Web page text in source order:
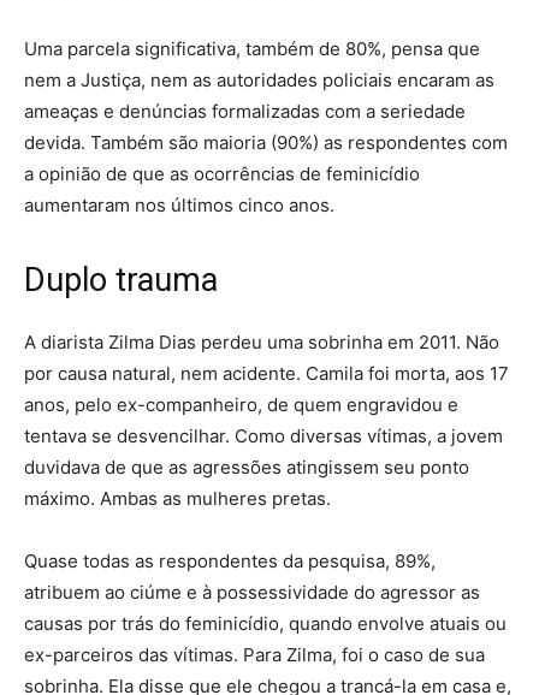
Uma parcela significativa, também de 80%, pensa que
nem a Justiça, nem as autoridades policiais encaram as
ameaças e denúncias formalizadas com a seriedade
devida. Também são maioria (90%) as respondentes com
a opinião de que as ocorrências de feminicídio
aumentaram nos últimos cinco anos.
Duplo trauma
A diarista Zilma Dias perdeu uma sobrinha em 2011. Não
por causa natural, nem acidente. Camila foi morta, aos 17
anos, pelo ex-companheiro, de quem engravidou e
tentava se desvencilhar. Como diversas vítimas, a jovem
duvidava de que as agressões atingissem seu ponto
máximo. Ambas as mulheres pretas.
Quase todas as respondentes da pesquisa, 89%,
atribuem ao ciúme e à possessividade do agressor as
causas por trás do feminicídio, quando envolve atuais ou
ex-parceiros das vítimas. Para Zilma, foi o caso de sua
sobrinha. Ela disse que ele chegou a trancá-la em casa e,